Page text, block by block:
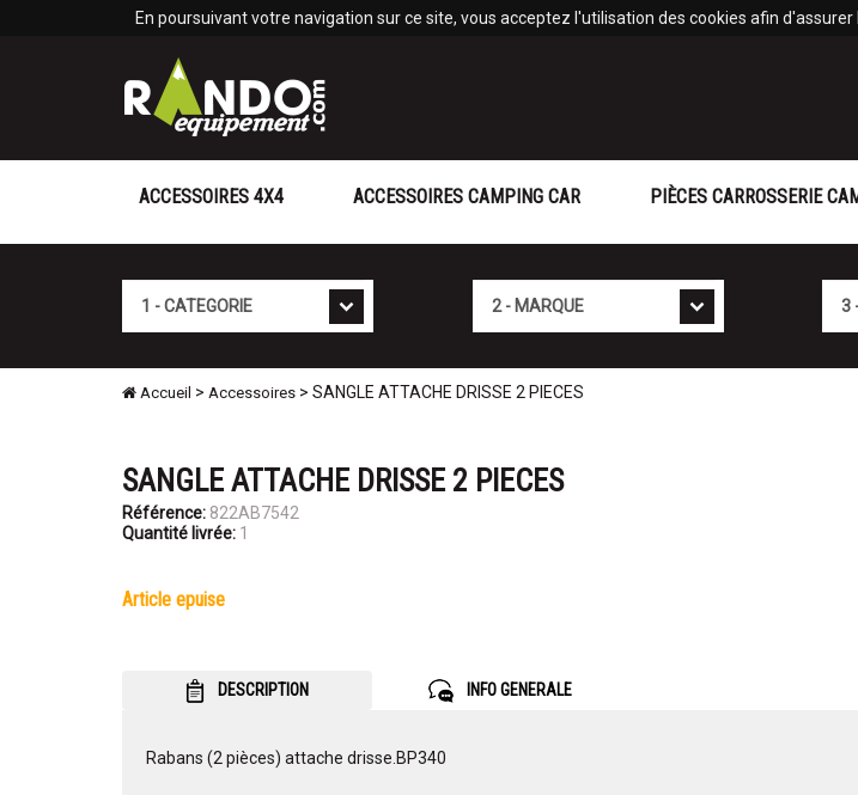
En poursuivant votre navigation sur ce site, vous acceptez l'utilisation des cookies afin
ACCESSOIRES 4X4 ACCESSOIRES CAMPING CAR PIÈCES CARROSSERIE
Accueil > Accessoires > SANGLE ATTACHE DRISSE 2 PIECES
SANGLE ATTACHE DRISSE 2 PIECES
Référence: 822AB7542
Quantité livrée: 1
article epuise
DESCRIPTION INFO GENERALE
Rabans (2 pièces) attache drisse.BP340
Panneau de gestion des cookies